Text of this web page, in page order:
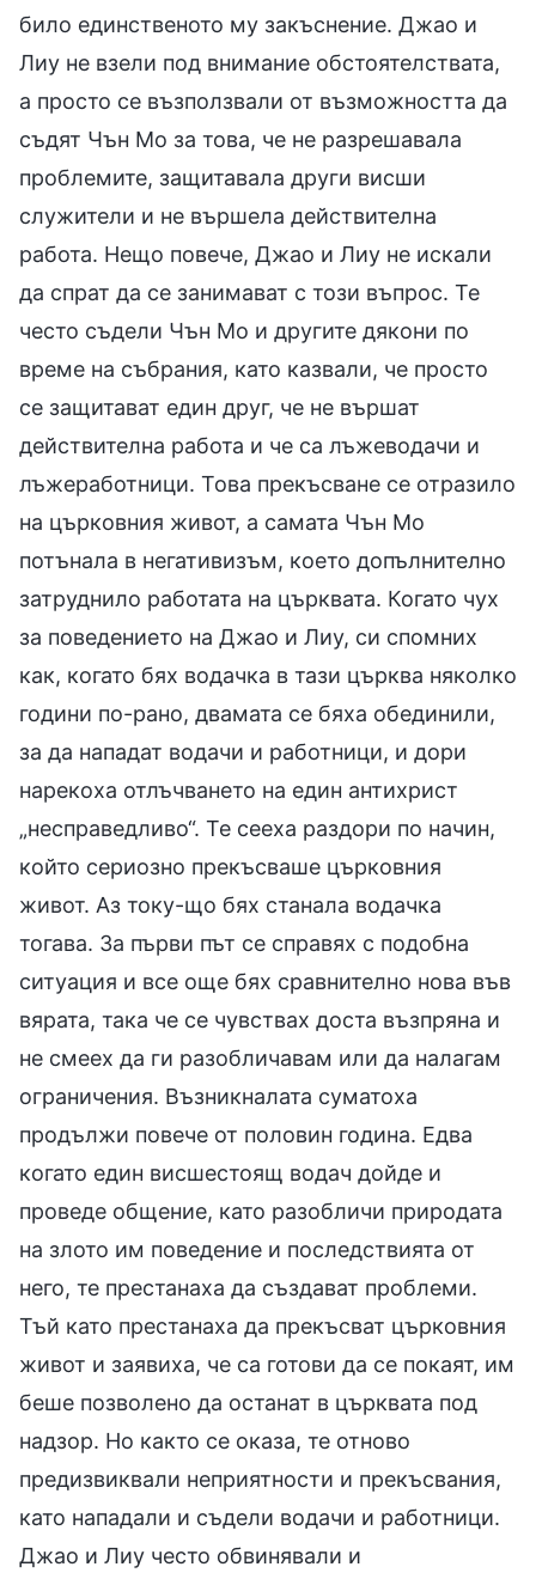
било единственото му закъснение. Джао и
Лиу не взели под внимание обстоятелствата,
а просто се възползвали от възможността да
съдят Чън Мо за това, че не разрешавала
проблемите, защитавала други висши
служители и не вършела действителна
работа. Нещо повече, Джао и Лиу не искали
да спрат да се занимават с този въпрос. Те
често съдели Чън Мо и другите дякони по
време на събрания, като казвали, че просто
се защитават един друг, че не вършат
действителна работа и че са лъжеводачи и
лъжеработници. Това прекъсване се отразило
на църковния живот, а самата Чън Мо
потънала в негативизъм, което допълнително
затруднило работата на църквата. Когато чух
за поведението на Джао и Лиу, си спомних
как, когато бях водачка в тази църква няколко
години по-рано, двамата се бяха обединили,
за да нападат водачи и работници, и дори
нарекоха отлъчването на един антихрист
„несправедливо“. Те сееха раздори по начин,
който сериозно прекъсваше църковния
живот. Аз току-що бях станала водачка
тогава. За първи път се справях с подобна
ситуация и все още бях сравнително нова във
вярата, така че се чувствах доста възпряна и
не смеех да ги разобличавам или да налагам
ограничения. Възникналата суматоха
продължи повече от половин година. Едва
когато един висшестоящ водач дойде и
проведе общение, като разобличи природата
на злото им поведение и последствията от
него, те престанаха да създават проблеми.
Тъй като престанаха да прекъсват църковния
живот и заявиха, че са готови да се покаят, им
беше позволено да останат в църквата под
надзор. Но както се оказа, те отново
предизвиквали неприятности и прекъсвания,
като нападали и съдели водачи и работници.
Джао и Лиу често обвинявали и